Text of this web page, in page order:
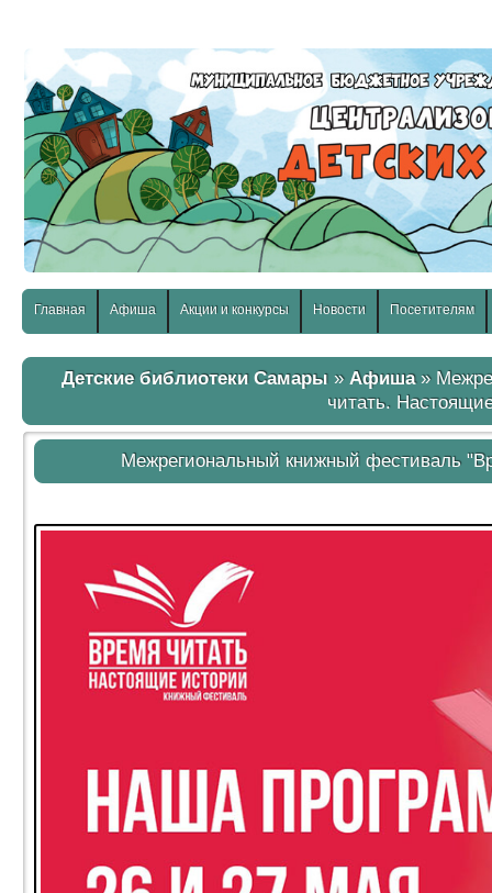
Главная Афиша Акции и конкурсы Новости Посетителям
Детские библиотеки Самары» Афиша»
читать.
Межрегиональный книжный фестиваль